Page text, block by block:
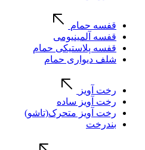
قفسه حمام
قفسه آلمینیومی
قفسه پلاستیکی حمام
شلف دیواری حمام
رخت آویز
رخت آویز ساده
رخت آویز متحرک(تاشو)
بندرخت